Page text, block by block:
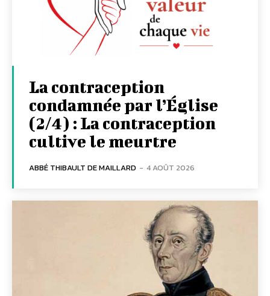
La contraception
condamnée par l’Église
(2/4) : La contraception
cultive le meurtre
ABBÉ THIBAULT DE MAILLARD - 4 AOÛT 2026